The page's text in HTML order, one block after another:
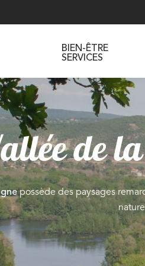
BIEN-ÊTRE
SERVICES
de
possède des paysages